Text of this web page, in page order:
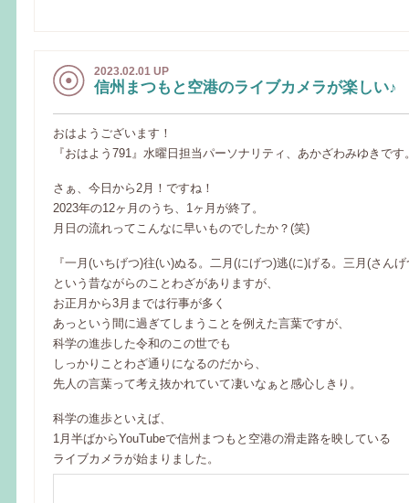
2023.02.01 UP
信州まつもと空港のライブカメラが楽しい♪
おはようございます！
『おはよう791』水曜日担当パーソナリティ、あかざわみゆきです
さぁ、今日から2月！ですね！
2023年の12ヶ月のうち、1ヶ月が終了。
月日の流れってこんなに早いものでしたか？(笑)
『一月(いちげつ)往(い)ぬる。二月(にげつ)逃(に)げる。三月(さん
という昔ながらのことわざがありますが、
お正月から3月までは行事が多く
あっという間に過ぎてしまうことを例えた言葉ですが、
科学の進歩した令和のこの世でも
しっかりことわざ通りになるのだから、
先人の言葉って考え抜かれていて凄いなぁと感心しきり。
科学の進歩といえば、
1月半ばからYouTubeで信州まつもと空港の滑走路を映している
ライブカメラが始まりました。